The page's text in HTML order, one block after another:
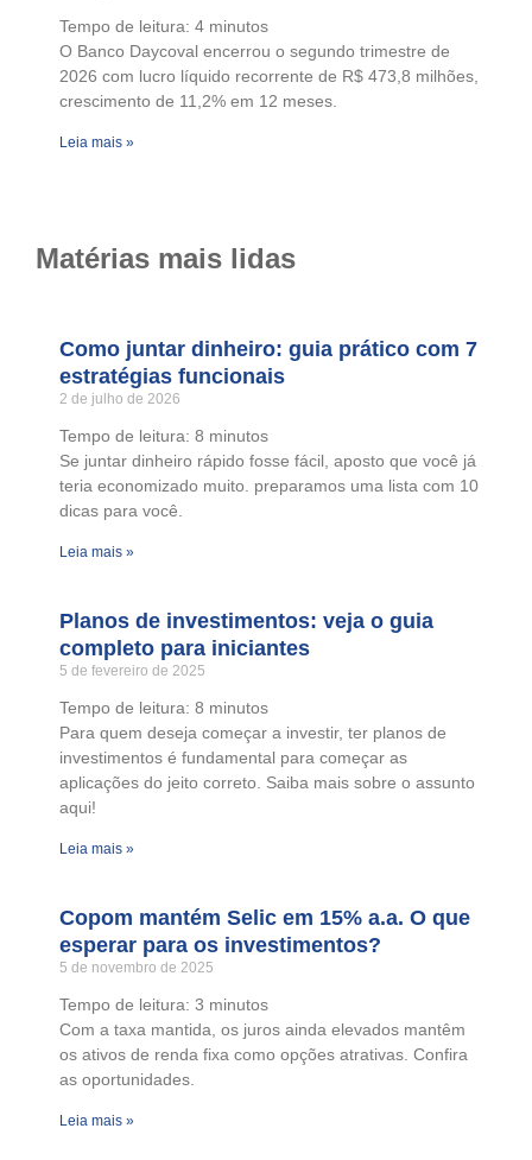
Tempo de leitura: 4 minutos
O Banco Daycoval encerrou o segundo trimestre de
2026 com lucro líquido recorrente de R$ 473,8 milhões,
crescimento de 11,2% em 12 meses.
Leia mais »
Matérias mais lidas
Como juntar dinheiro: guia prático com 7
estratégias funcionais
2 de julho de 2026
Tempo de leitura: 8 minutos
Se juntar dinheiro rápido fosse fácil, aposto que você já
teria economizado muito. preparamos uma lista com 10
dicas para você.
Leia mais »
Planos de investimentos: veja o guia
completo para iniciantes
5 de fevereiro de 2025
Tempo de leitura: 8 minutos
Para quem deseja começar a investir, ter planos de
investimentos é fundamental para começar as
aplicações do jeito correto. Saiba mais sobre o assunto
aqui!
Leia mais »
Copom mantém Selic em 15% a.a. O que
esperar para os investimentos?
5 de novembro de 2025
Tempo de leitura: 3 minutos
Com a taxa mantida, os juros ainda elevados mantêm
os ativos de renda fixa como opções atrativas. Confira
as oportunidades.
Leia mais »